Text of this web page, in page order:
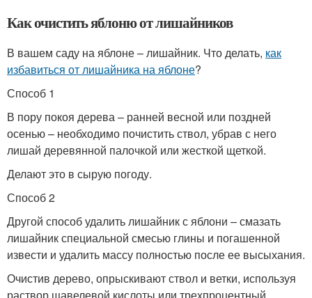
Как очистить яблоню от лишайников
В вашем саду на яблоне – лишайник. Что делать, как
избавиться от лишайника на яблоне?
Способ 1
В пору покоя дерева – ранней весной или поздней
осенью – необходимо почистить ствол, убрав с него
лишай деревянной палочкой или жесткой щеткой.
Делают это в сырую погоду.
Способ 2
Другой способ удалить лишайник с яблони – смазать
лишайник специальной смесью глины и погашенной
извести и удалить массу полностью после ее высыхания.
Очистив дерево, опрыскивают ствол и ветки, используя